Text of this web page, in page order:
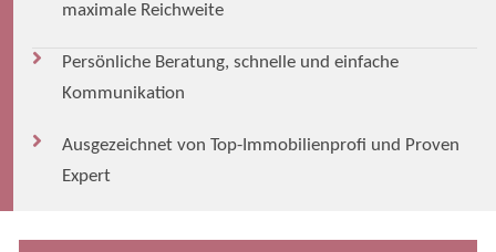
maximale Reichweite
Persönliche Beratung, schnelle und einfache
Kommunikation
Ausgezeichnet von Top-Immobilienprofi und Proven
Expert